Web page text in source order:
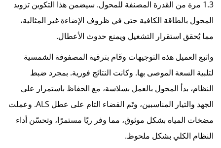
1.3 مرة من القدرة المصنفة للمحول. سيضمن هذا التكوين تزويد
المحول بالطاقة الكافية حتى في ظروف الإضاءة غير المثالية،
مما يُحقق استقرار التشغيل ويمنع حدوث الأعطال.
واتبع العميل هذه التوجيهات وقَام بترقية المصفوفة الشمسية
لتلبية السعة الموصى بها. وكانت النتائج فورية. بمجرد ضبط
النظام، بدأ المحول بالعمل بسلاسة، مع الحفاظ باستمرار على
الجهد والتيار المناسبين، وتَم القضاء التام على عطل ALS. وعملت
مضخات المياه بشكل موثوق، مما وفر ريًا مستمرًا، وتحسّن أداء
النظام الكلي بشكل ملحوظ.